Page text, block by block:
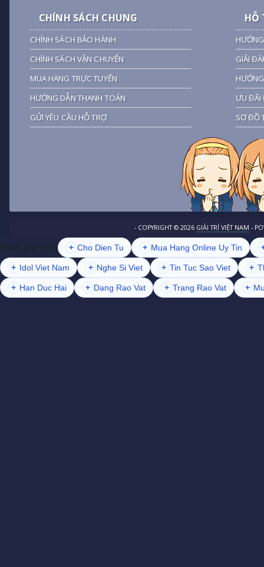
CHÍNH SÁCH CHUNG
CHÍNH SÁCH BẢO HÀNH
CHÍNH SÁCH VẬN CHUYỂN
MUA HÀNG TRỰC TUYẾN
HƯỚNG DẪN THANH TOÁN
GỬI YÊU CẦU HỖ TRỢ
HỖ
GIẢI
ƯU ĐÃI
SƠ ĐỒ
- COPYRIGHT © 2026 GIẢI TRÍ VIỆT NAM -
Khám phá thêm + Cho Dien Tu + Mua Hang Online Uy Tin
+ Idol Viet Nam + Nghe Si Viet + Tin Tuc Sao Viet +
+ Han Duc Hai + Dang Rao Vat + Trang Rao Vat +